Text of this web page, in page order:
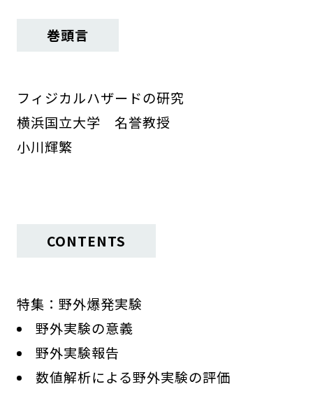
巻頭言
フィジカルハザードの研究
横浜国立大学 名誉教授
小川輝繁
CONTENTS
特集：野外爆発実験
野外実験の意義
野外実験報告
数値解析による野外実験の評価